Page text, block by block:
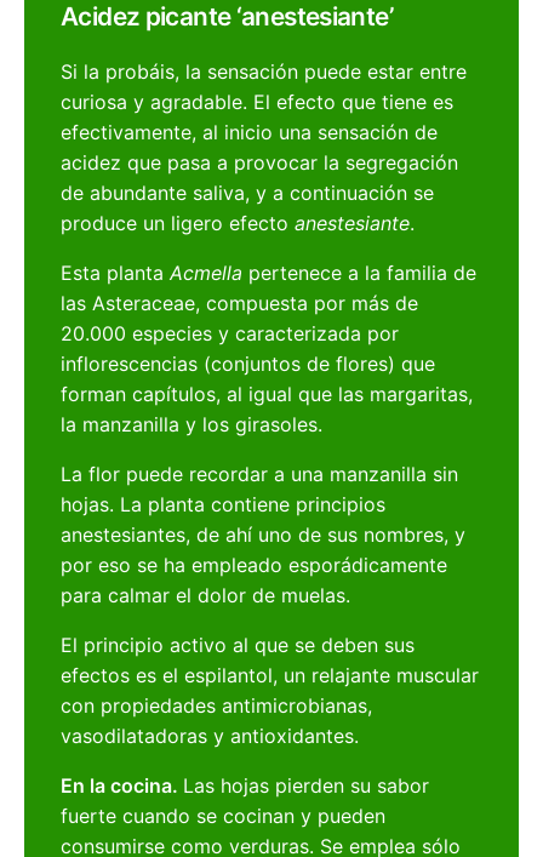
Acidez picante ‘anestesiante’
Si la probáis, la sensación puede estar entre
curiosa y agradable. El efecto que tiene es
efectivamente, al inicio una sensación de
acidez que pasa a provocar la segregación
de abundante saliva, y a continuación se
produce un ligero efectoanestesiante.
Esta plantaAcmella pertenece a la familia de
las Asteraceae, compuesta por más de
20.000 especies y caracterizada por
inflorescencias (conjuntos de flores) que
forman capítulos, al igual que las margaritas,
la manzanilla y los girasoles.
La flor puede recordar a una manzanilla sin
hojas. La planta contiene principios
anestesiantes, de ahí uno de sus nombres, y
por eso se ha empleado esporádicamente
para calmar el dolor de muelas.
El principio activo al que se deben sus
efectos es el espilantol, un relajante muscular
con propiedades antimicrobianas,
vasodilatadoras y antioxidantes.
En la cocina. Las hojas pierden su sabor
fuerte cuando se cocinan y pueden
consumirse como verduras. Se emplea sólo